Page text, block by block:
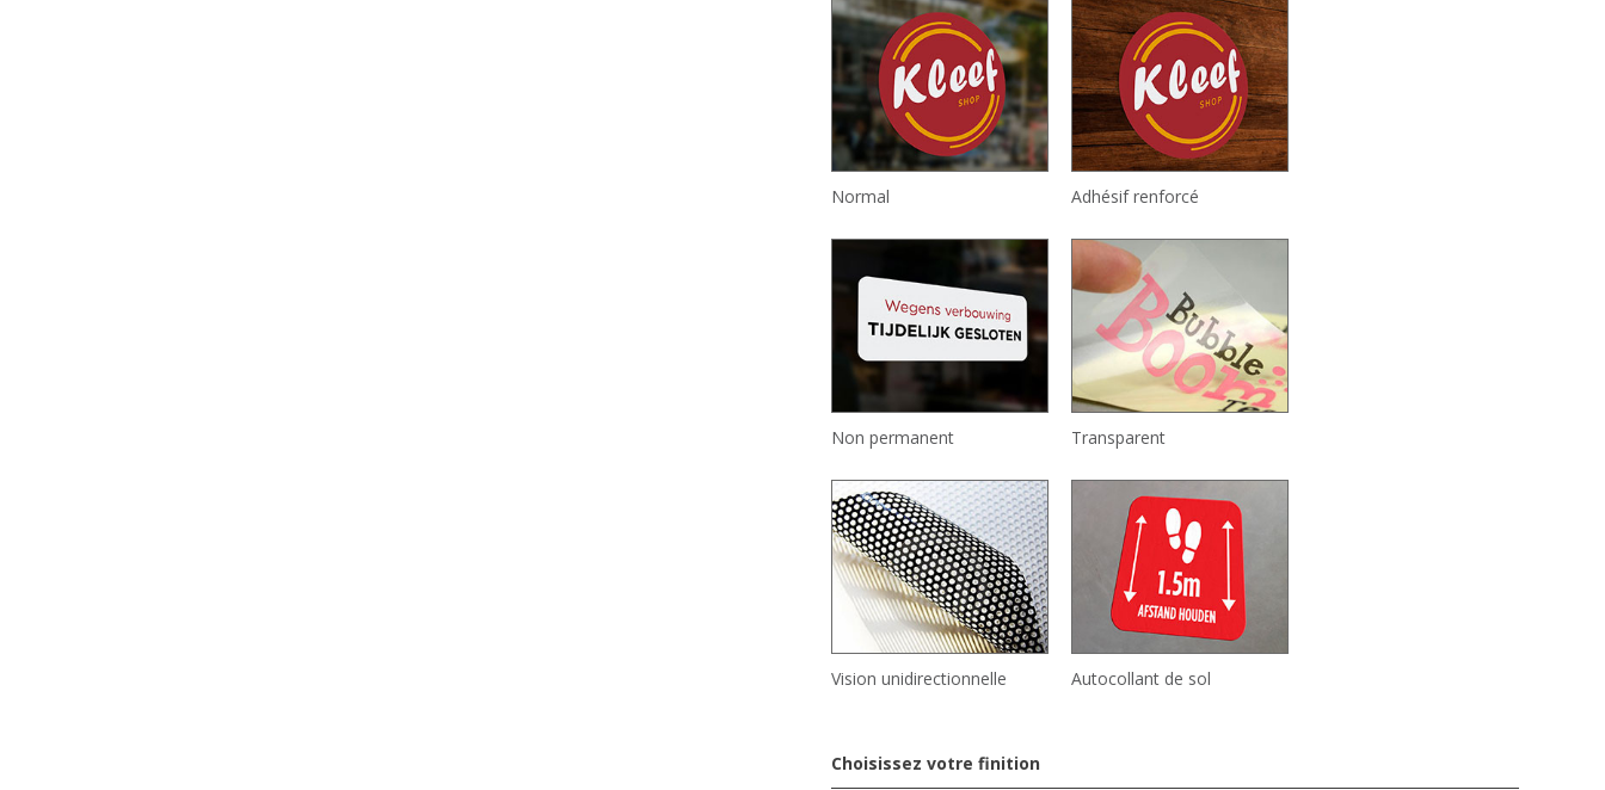
Normal Adhésif renforcé
Non permanent Transparent
Vision unidirectionnelle Autocollant de sol
Choisissez votre finition